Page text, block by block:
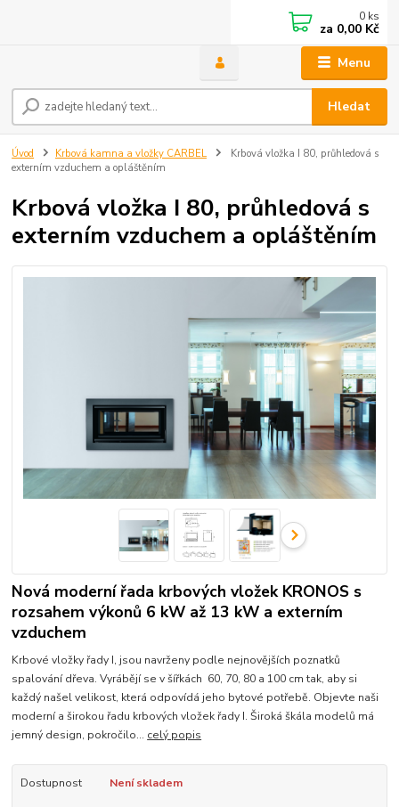
Menu
Hledat
0 ks
za 0,00 Kč
Úvod Krbová kamna a vložky CARBEL
Krbová vložka I 80, průhledová s
externím vzduchem a opláštěním
Krbová vložka I 80, průhledová s
externím vzduchem a opláštěním
Nová moderní řada krbových vložek KRONOS s
rozsahem výkonů 6 kW až 13 kW a externím
vzduchem
Krbové vložky řady I, jsou navrženy podle nejnovějších poznatků
spalování dřeva. Vyrábějí se v šířkách 60, 70, 80 a 100 cm tak, aby si
každý našel velikost, která odpovídá jeho bytové potřebě. Objevte naši
moderní a širokou řadu krbových vložek řady I. Široká škála modelů má
jemný design, pokročilo... celý popis
Dostupnost Není skladem